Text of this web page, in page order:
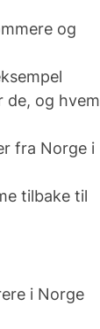
og
de, og hvem
fra Norge i
tilbake til
i Norge